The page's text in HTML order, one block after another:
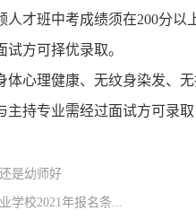
人才班中考成绩须在200分
方可择优录取。
体心理健康、无纹身染发、
主持专业需经过面试方可录
是幼师好
学校2021年报名条...